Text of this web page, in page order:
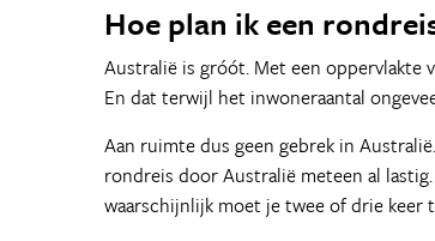
Hoe plan ik een
Australië is gróót. Met een oppervlakte
En dat terwijl het inwoneraantal
Aan ruimte dus geen gebrek in
rondreis door Australië meteen al
waarschijnlijk moet je twee of drie keer